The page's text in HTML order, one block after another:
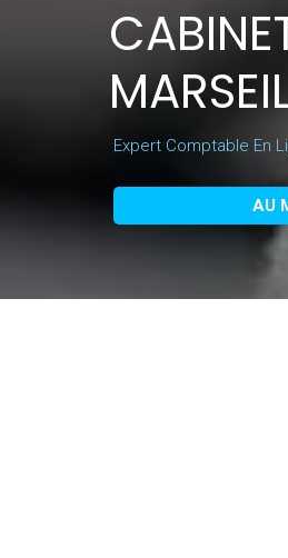
Expert Comptable En
AU